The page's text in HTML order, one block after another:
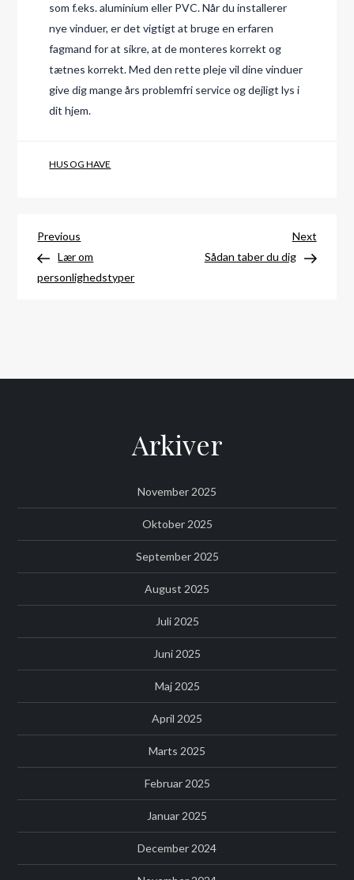
som f.eks. aluminium eller PVC. Når du installerer
nye vinduer, er det vigtigt at bruge en erfaren
fagmand for at sikre, at de monteres korrekt og
tætnes korrekt. Med den rette pleje vil dine vinduer
give dig mange års problemfri service og dejligt lys i
dit hjem.
HUS OG HAVE
Indlægsnavigation
Previous
Post
Previous
Lær om
personlighedstyper
Next
Post
Next
Sådan taber du dig
Arkiver
November 2025
Oktober 2025
September 2025
August 2025
Juli 2025
Juni 2025
Maj 2025
April 2025
Marts 2025
Februar 2025
Januar 2025
December 2024